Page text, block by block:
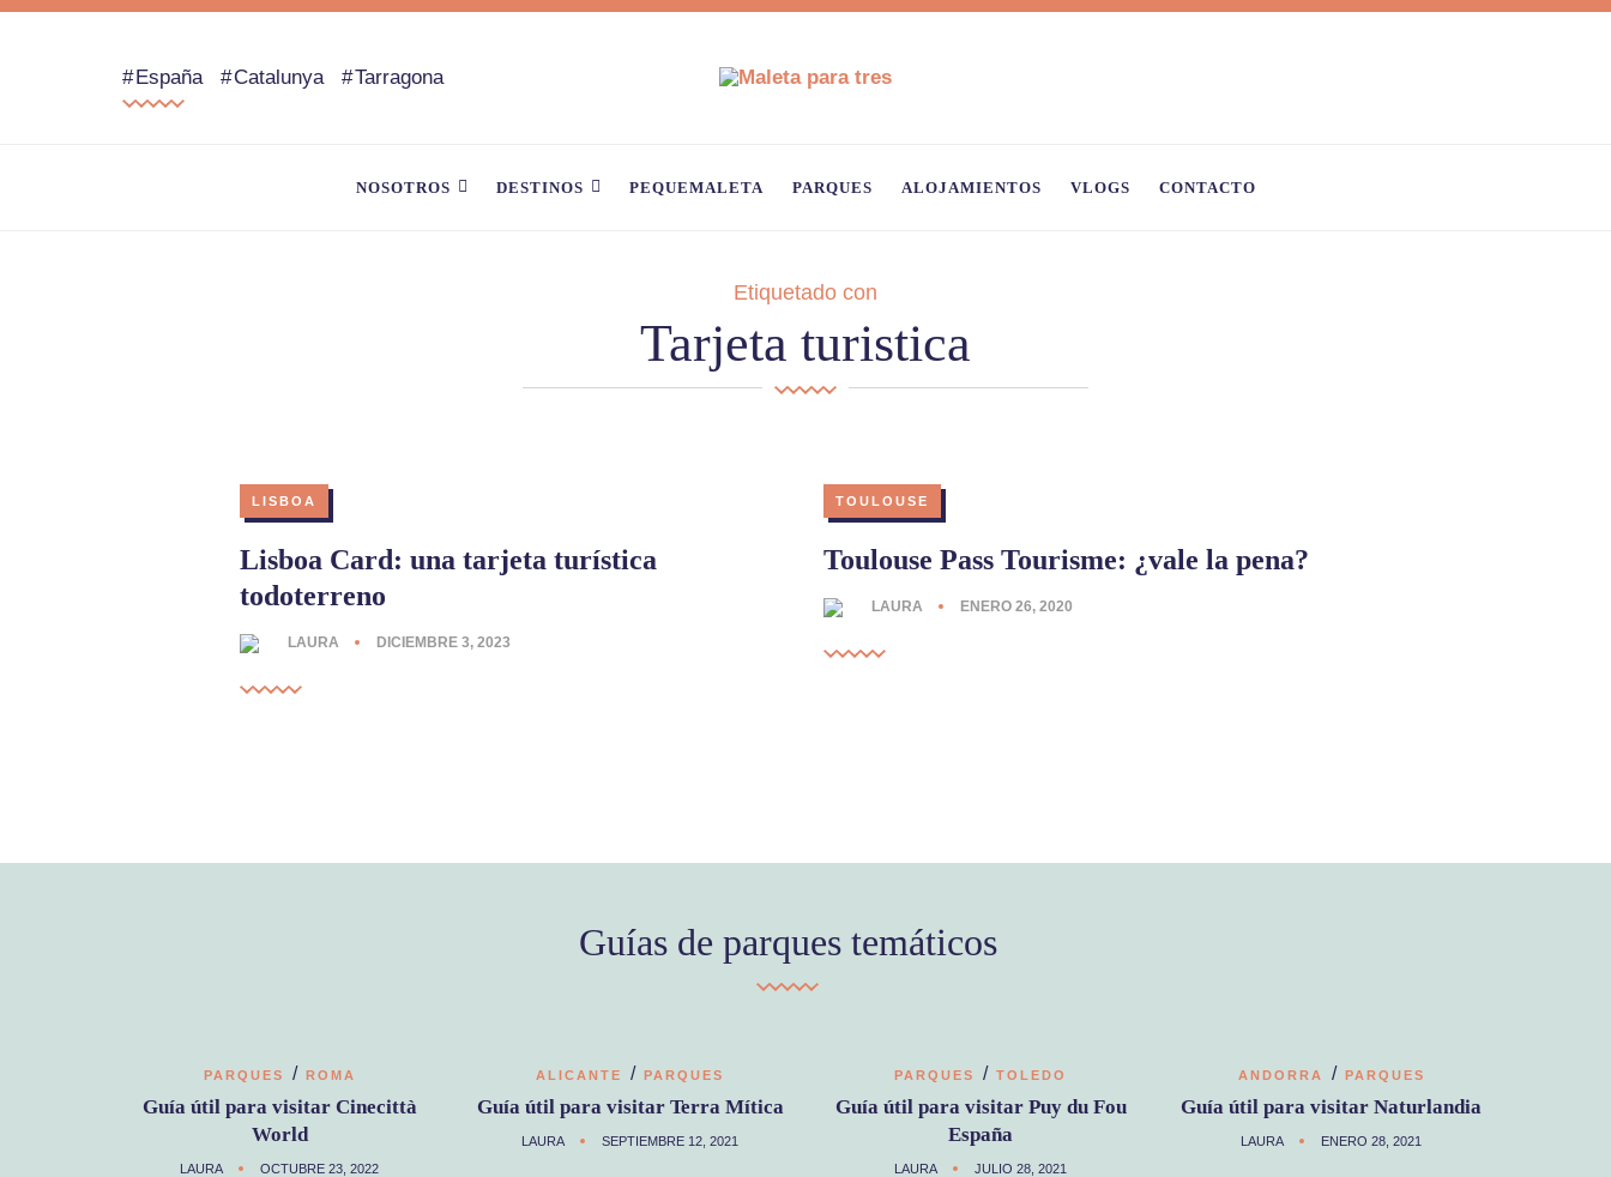
España Catalunya Tarragona
NOSOTROS DESTINOS PEQUEMALETA PARQUES ALOJAMIENTOS VLOGS CONTACTO
Etiquetado con
Tarjeta turistica
LISBOA
Lisboa Card: una tarjeta turística
todoterreno
LAURA DICIEMBRE 3, 2023
TOULOUSE
Toulouse Pass Tourisme: ¿vale la pena?
LAURA ENERO 26, 2020
Guías de parques temáticos
PARQUES / ROMA
Guía útil para visitar Cinecittà
World
LAURA OCTUBRE 23, 2022
ALICANTE / PARQUES
Guía útil para visitar Terra Mítica
LAURA SEPTIEMBRE 12, 2021
PARQUES / TOLEDO
Guía útil para visitar Puy du Fou
España
LAURA JULIO 28, 2021
ANDORRA / PARQUES
Guía útil para visitar Naturlandia
LAURA ENERO 28, 2021